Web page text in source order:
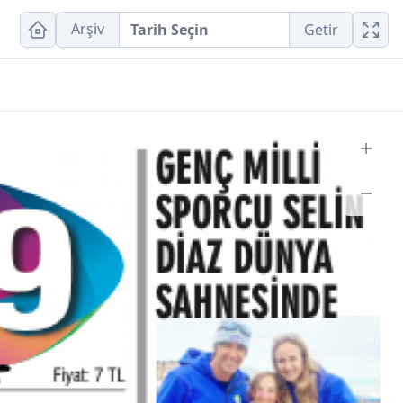
Arşiv Getir